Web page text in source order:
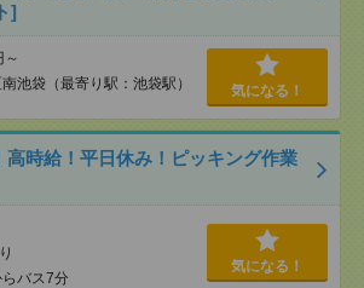
]
～
池袋（最寄り駅：池袋駅） 気になる！
時給！平日休み！ピッキング作業
バス7分
気になる！